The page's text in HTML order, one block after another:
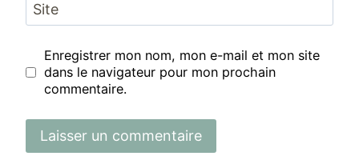
Site
Enregistrer mon nom, mon e-mail et mon site
dans le navigateur pour mon prochain
commentaire.